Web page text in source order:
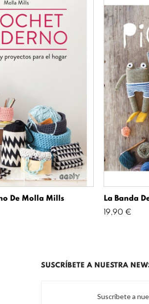
De Molla Mills La Banda
Precio
19,90 €
SUSCRÍBETE A NUESTRA
Suscríbete a